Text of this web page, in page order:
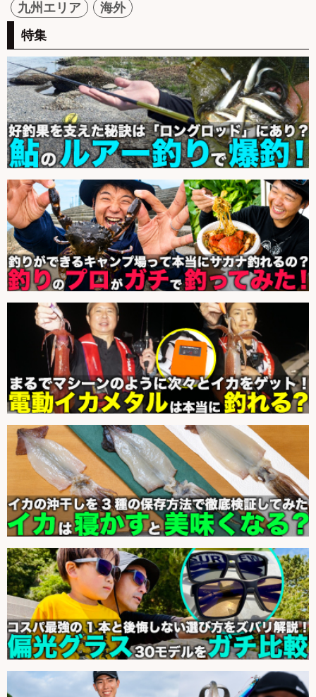
九州エリア
海外
特集